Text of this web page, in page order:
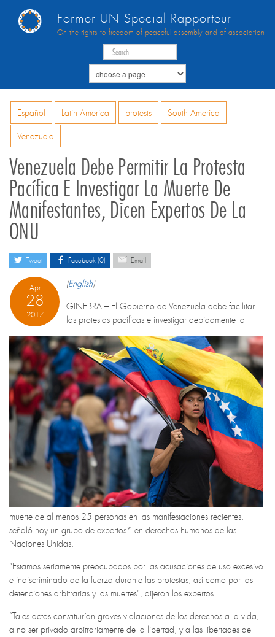
Former UN Special Rapporteur
On the rights to freedom of peaceful assembly and of association
Español Latin America protests South America
Venezuela
Venezuela Debe Permitir La Protesta
Pacífica E Investigar La Muerte De
Manifestantes, Dicen Expertos De La
ONU
Tweet Facebook (0) Email
Apr
28
2017
(English)
GINEBRA – El Gobierno de Venezuela debe facilitar
las protestas pacíficas e investigar debidamente la
muerte de al menos 25 personas en las manifestaciones recientes,
señaló hoy un grupo de expertos* en derechos humanos de las
Naciones Unidas.
“Estamos seriamente preocupados por las acusaciones de uso excesivo
e indiscriminado de la fuerza durante las protestas, así como por las
detenciones arbitrarias y las muertes”, dijeron los expertos.
“Tales actos constituirían graves violaciones de los derechos a la vida,
a no ser privado arbitrariamente de la libertad, y a las libertades de